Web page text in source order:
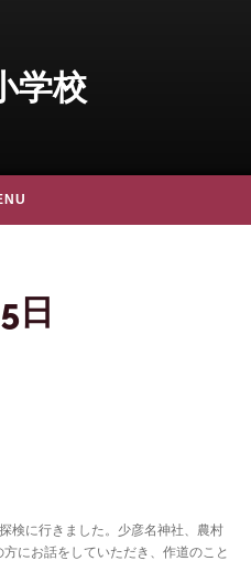
学校
日
検に行きました。少彦名神社、農村
にお話をしていただき、作道のこと